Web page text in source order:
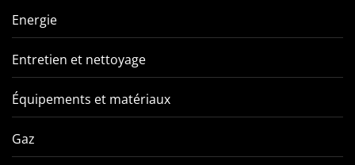
Energie
Entretien et nettoyage
Équipements et matériaux
Gaz